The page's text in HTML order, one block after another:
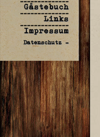
Gästebuch
--------------
Links
--------------
Impressum
Datenschutz -